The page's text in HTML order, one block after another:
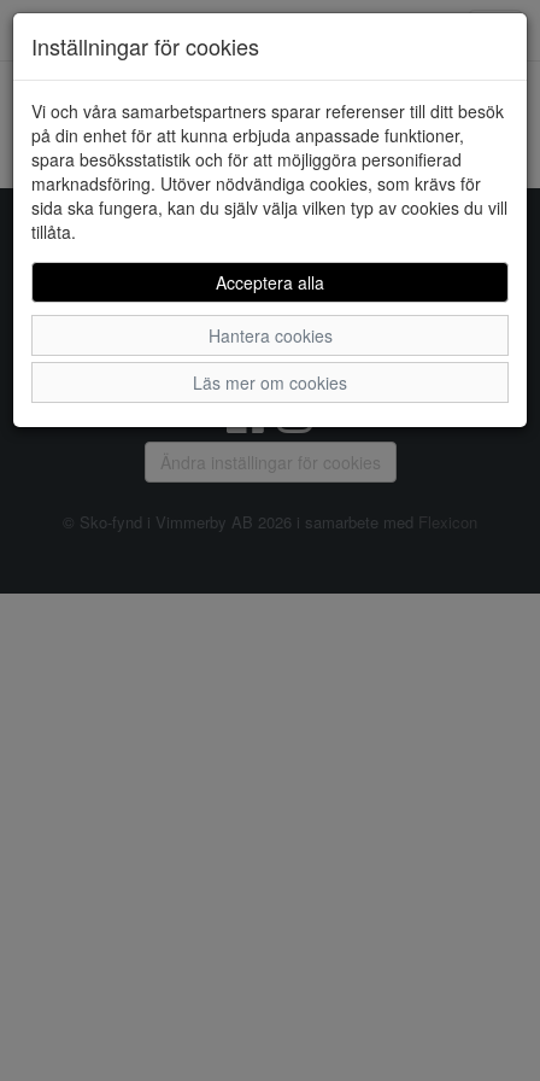
HEM JACQUELINE DE YONG
Kunde inte hitta några artiklar...
Inställningar för cookies
Vi och våra samarbetspartners sparar referenser till ditt besök
på din enhet för att kunna erbjuda anpassade funktioner,
spara besöksstatistik och för att möjliggöra personifierad
marknadsföring. Utöver nödvändiga cookies, som krävs för
sida ska fungera, kan du själv välja vilken typ av cookies du vill
tillåta.
Acceptera alla
Hantera cookies
Läs mer om cookies
Sko-fynd i Vimmerby AB
S:t Torget 2, 598 21 VIMMERBY, Telefon:
| Om oss Kontakta oss
Ändra inställingar för cookies
© Sko-fynd i Vimmerby AB 2026 i samarbete med Flexicon